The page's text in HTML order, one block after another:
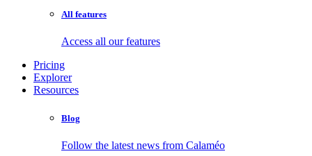
All features
Access all our features
Pricing
Explorer
Resources
Blog
Follow the latest news from Calaméo